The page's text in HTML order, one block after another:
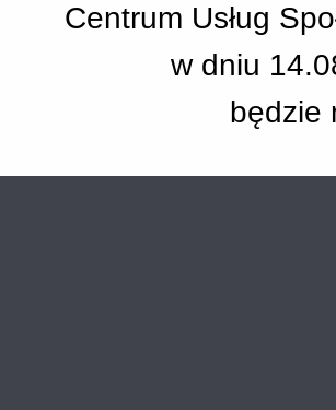
Centrum Usług
w dniu
będzie